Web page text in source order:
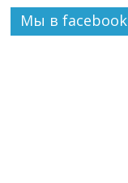
Мы в facebook